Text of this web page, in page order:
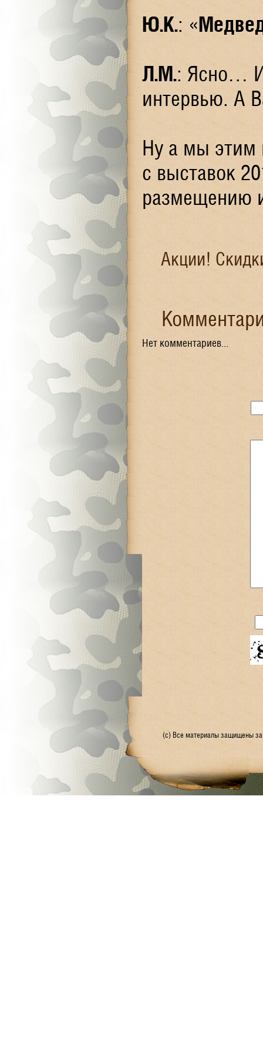
Ю.К.: «
Л.М.: Ясно… И
интервью. А
Ну а мы этим
с выставок
размещению
Акции!
Нет комментариев...
(с) Все материалы защищены